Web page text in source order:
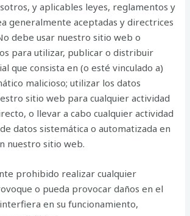
y aplicables leyes, reglamentos y
generalmente aceptadas y directrices
debe usar nuestro sitio web o
para utilizar, publicar o distribuir
que consista en (o esté vinculado a)
malicioso; utilizar los datos
sitio web para cualquier actividad
o llevar a cabo cualquier actividad
datos sistemática o automatizada en
nuestro sitio web.
prohibido realizar cualquier
o pueda provocar daños en el
en su funcionamiento,